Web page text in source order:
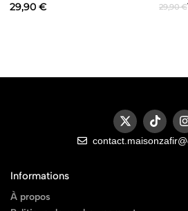
29,90 € 29,90€
Informations
À propos